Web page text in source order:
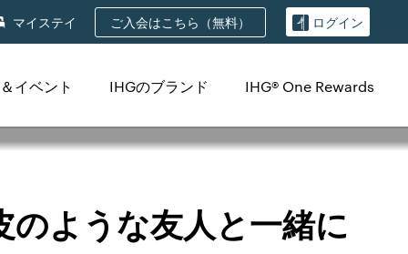
マイステイ ご入会はこちら（無料） ログイン
イベント IHGのブランド IHG® One Rewards
ような友人と一緒に